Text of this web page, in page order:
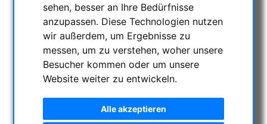
sehen, besser an Ihre Bedürfnisse
anzupassen. Diese Technologien nutzen
wir außerdem, um Ergebnisse zu
messen, um zu verstehen, woher unsere
Besucher kommen oder um unsere
Website weiter zu entwickeln.
Alle akzeptieren
NACHTSICHTGERÄTE , WÄRMEKAMERAS &
ENTFERNUNGSMESSER
Professionelle Nachtsichtgeräte
Semi Professionelle Nachtsichtgeräte
Professionelle Wärmebildkmeras
AKTUELLE ANGEBOTE
ASTROPROFESSIONAL TELESCOPES
SECONDHAND & LAGERBESTAND